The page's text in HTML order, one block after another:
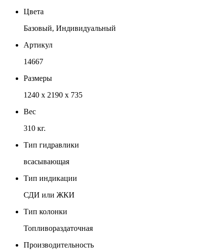
Цвета
Базовый, Индивидуальный
Артикул
14667
Размеры
1240 x 2190 x 735
Вес
310 кг.
Тип гидравлики
всасывающая
Тип индикации
СДИ или ЖКИ
Тип колонки
Топливораздаточная
Производительность